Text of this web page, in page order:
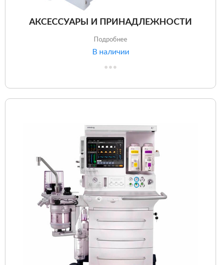
АКСЕССУАРЫ И ПРИНАДЛЕЖНОСТИ
Подробнее
В наличии